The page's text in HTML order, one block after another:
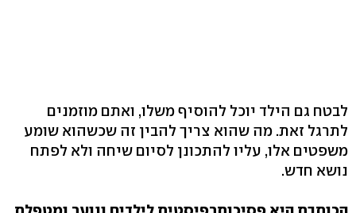
לבטח גם הילד יוכל להוסיף משלו, ואתם מוזמנים
לתרגל זאת. מה שהוא צריך להבין זה שכשהוא שומע
משפטים אלו, עליו להתכונן לסיום שיחה ולא לפתח
נושא חדש.